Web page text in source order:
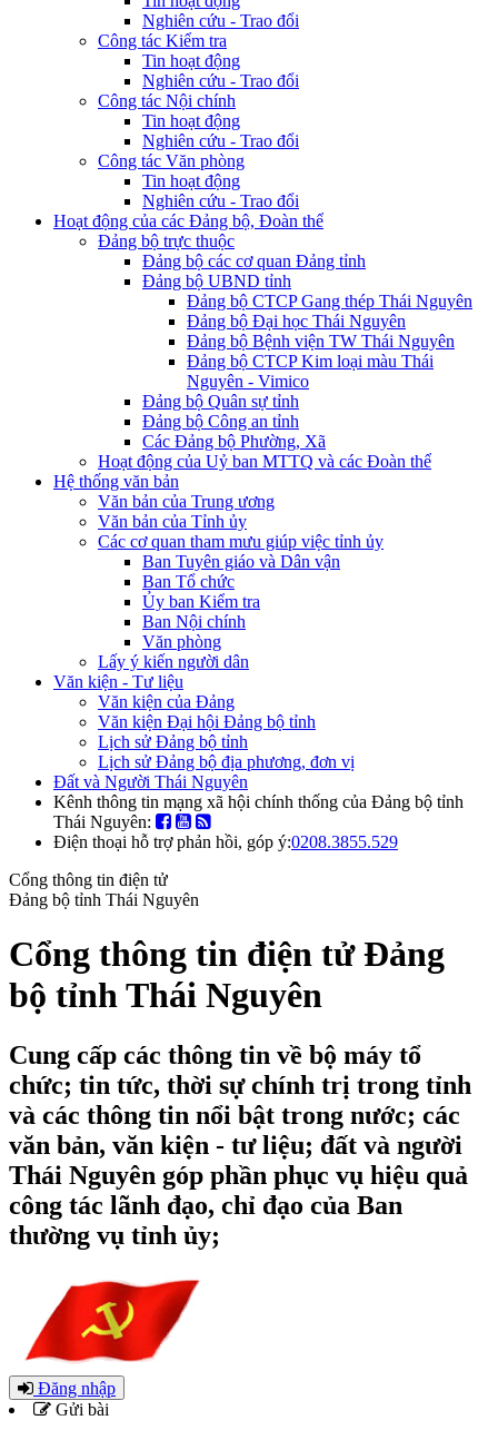
Nghiên cứu - Trao đổi
Công tác Kiểm tra
Tin hoạt động
Nghiên cứu - Trao đổi
Công tác Nội chính
Tin hoạt động
Nghiên cứu - Trao đổi
Công tác Văn phòng
Tin hoạt động
Nghiên cứu - Trao đổi
Hoạt động của các Đảng bộ, Đoàn thể
Đảng bộ trực thuộc
Đảng bộ các cơ quan Đảng tỉnh
Đảng bộ UBND tỉnh
Đảng bộ CTCP Gang thép Thái Nguyên
Đảng bộ Đại học Thái Nguyên
Đảng bộ Bệnh viện TW Thái Nguyên
Đảng bộ CTCP Kim loại màu Thái
Nguyên - Vimico
Đảng bộ Quân sự tỉnh
Đảng bộ Công an tỉnh
Các Đảng bộ Phường, Xã
Hoạt động của Uỷ ban MTTQ và các Đoàn thể
Hệ thống văn bản
Văn bản của Trung ương
Văn bản của Tỉnh ủy
Các cơ quan tham mưu giúp việc tỉnh ủy
Ban Tuyên giáo và Dân vận
Ban Tổ chức
Ủy ban Kiểm tra
Ban Nội chính
Văn phòng
Lấy ý kiến người dân
Văn kiện - Tư liệu
Văn kiện của Đảng
Văn kiện Đại hội Đảng bộ tỉnh
Lịch sử Đảng bộ tỉnh
Lịch sử Đảng bộ địa phương, đơn vị
Đất và Người Thái Nguyên
Kênh thông tin mạng xã hội chính thống của Đảng bộ tỉnh
Thái Nguyên:
Điện thoại hỗ trợ phản hồi, góp ý:0208.3855.529
Cổng thông tin điện tử
Đảng bộ tỉnh Thái Nguyên
Cổng thông tin điện tử Đảng
bộ tỉnh Thái Nguyên
Cung cấp các thông tin về bộ máy tổ
chức; tin tức, thời sự chính trị trong tỉnh
và các thông tin nổi bật trong nước; các
văn bản, văn kiện - tư liệu; đất và người
Thái Nguyên góp phần phục vụ hiệu quả
công tác lãnh đạo, chỉ đạo của Ban
thường vụ tỉnh ủy;
Đăng nhập
Gửi bài